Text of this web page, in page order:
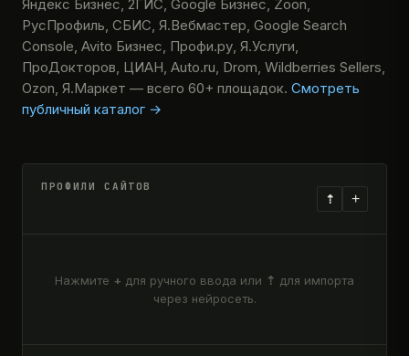
Яндекс Бизнес, 2ГИС, Google Бизнес, Zoon,
РусПрофиль, СБИС, Я.Вебмастер, Google Search
Console, Avito Бизнес, Профи.ру, Я.Услуги,
ПроДокторов, ЦИАН, Auto.ru, Drom, Wildberries Sellers,
Ozon, Я.Маркет — всего 60+ площадок. Смотреть
публичный каталог →
ПРОФИЛИ САЙТОВ
⇡ +
Нажмите + для ручного ввода или ⇡ для импорта
через нейросеть.